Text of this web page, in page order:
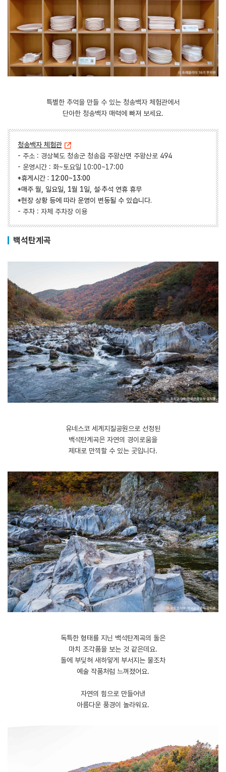
특별한 추억을 만들 수 있는 청송백자 체험관에서
단아한 청송백자 매력에 빠져 보세요.
청송백자 체험관
- 주소 : 경상북도 청송군 청송읍 주왕산면 주왕산로 494
- 운영시간 : 화~토요일 10:00~17:00
*휴게시간 : 12:00~13:00
*매주 월, 일요일, 1월 1일, 설·추석 연휴 휴무
*현장 상황 등에 따라 운영이 변동될 수 있습니다.
- 주차 : 자체 주차장 이용
백석탄계곡
유네스코 세계지질공원으로 선정된
백석탄계곡은 자연의 경이로움을
제대로 만끽할 수 있는 곳입니다.
독특한 형태를 지닌 백석탄계곡의 돌은
마치 조각품을 보는 것 같은데요.
돌에 부딪혀 새하얗게 부서지는 물조차
예술 작품처럼 느껴졌어요.
​자연의 힘으로 만들어낸
아름다운 풍경이 놀라워요.